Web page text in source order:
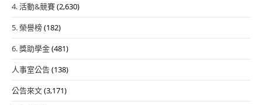
4. 活動&競賽(2,630)
5. 榮譽榜(182)
6. 獎助學金(481)
人事室公告(138)
公告來文(3,171)